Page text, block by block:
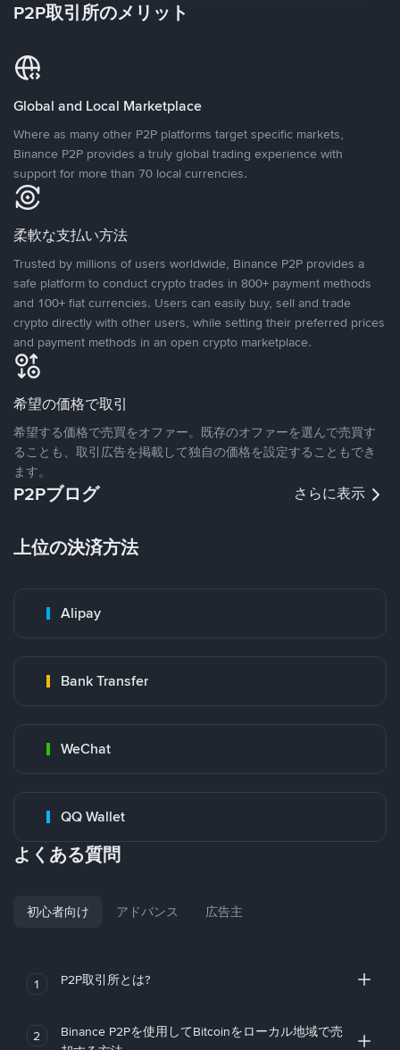
P2P取引所のメリット
Global and Local Marketplace
Where as many other P2P platforms target specific markets,
Binance P2P provides a truly global trading experience with
support for more than 70 local currencies.
柔軟な支払い方法
Trusted by millions of users worldwide, Binance P2P provides a
safe platform to conduct crypto trades in 800+ payment methods
and 100+ fiat currencies. Users can easily buy, sell and trade
crypto directly with other users, while setting their preferred prices
and payment methods in an open crypto marketplace.
希望の価格で取引
希望する価格で売買をオファー。既存のオファーを選んで売買す
ることも、取引広告を掲載して独自の価格を設定することもでき
ます。
P2Pブログ さらに表示
上位の決済方法
Alipay
Bank Transfer
WeChat
QQ Wallet
よくある質問
初心者向け アドバンス 広告主
1 P2P取引所とは?
2
Binance P2Pを使用してBitcoinをローカル地域で売